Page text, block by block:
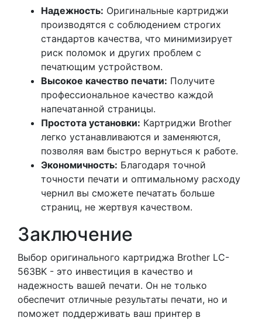
Надежность: Оригинальные картриджи
производятся с соблюдением строгих
стандартов качества, что минимизирует
риск поломок и других проблем с
печатющим устройством.
Высокое качество печати: Получите
профессиональное качество каждой
напечатанной страницы.
Простота установки: Картриджи Brother
легко устанавливаются и заменяются,
позволяя вам быстро вернуться к работе.
Экономичность: Благодаря точной
точности печати и оптимальному расходу
чернил вы сможете печатать больше
страниц, не жертвуя качеством.
Заключение
Выбор оригинального картриджа Brother LC-
563BK - это инвестиция в качество и
надежность вашей печати. Он не только
обеспечит отличные результаты печати, но и
поможет поддерживать ваш принтер в